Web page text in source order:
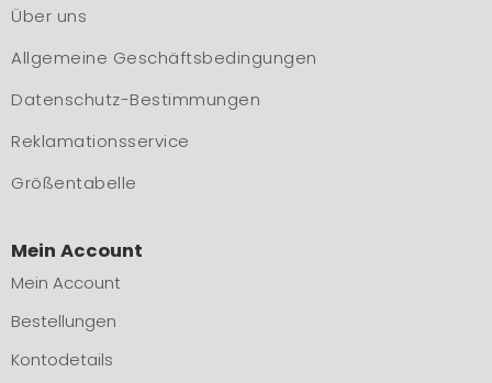
Über uns
Allgemeine Geschäftsbedingungen
Datenschutz-Bestimmungen
Reklamationsservice
Größentabelle
Mein Account
Mein Account
Bestellungen
Kontodetails